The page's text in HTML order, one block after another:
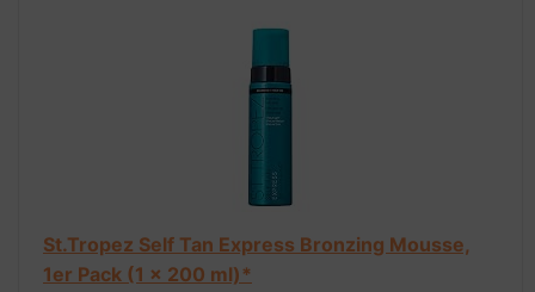
St.Tropez Self Tan Express Bronzing Mousse,
1er Pack (1 x 200 ml)*